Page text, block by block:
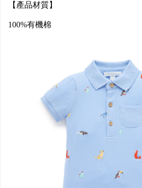
【產品材質】
100%有機棉